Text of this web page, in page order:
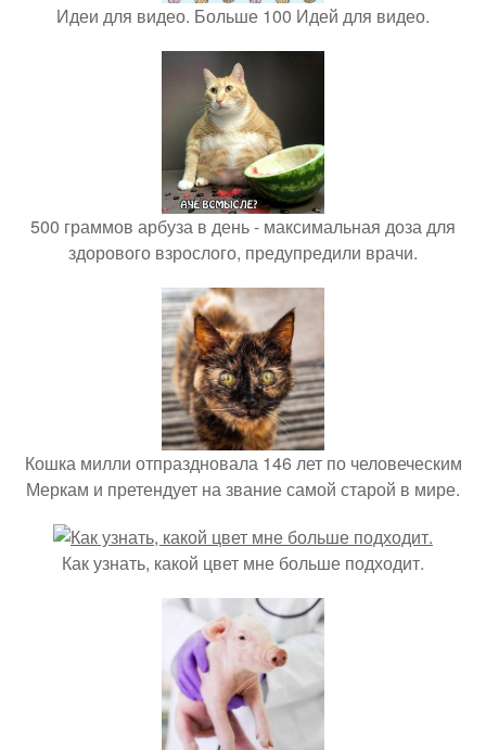
Идеи для видео. Больше 100 Идей для видео.
500 граммов арбуза в день - максимальная доза для
здорового взрослого, предупредили врачи.
Кошка милли отпраздновала 146 лет по человеческим
Меркам и претендует на звание самой старой в мире.
Как узнать, какой цвет мне больше подходит.